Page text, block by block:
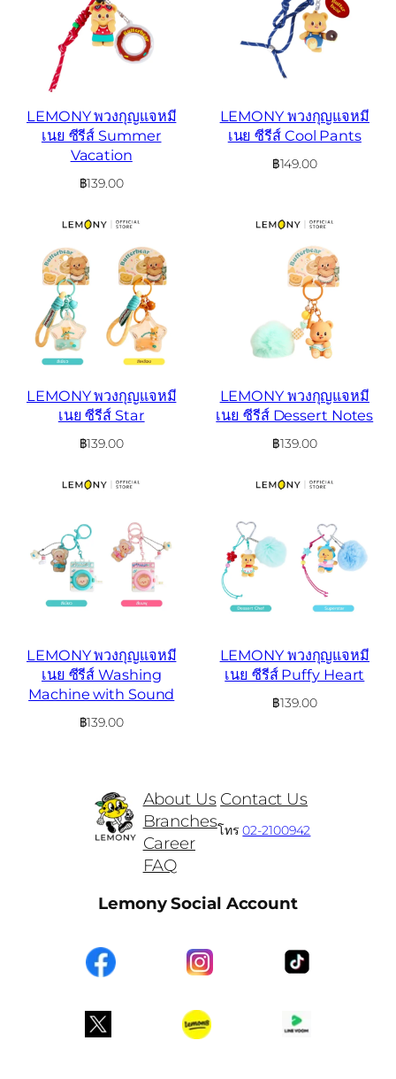
LEMONY พวงกุญแจหมี
เนย ซีรีส์ Summer
Vacation
฿139.00
LEMONY พวงกุญแจหมี
เนย ซีรีส์ Cool Pants
฿149.00
LEMONY พวงกุญแจหมี
เนย ซีรีส์ Star
฿139.00
LEMONY พวงกุญแจหมี
เนย ซีรีส์ Dessert Notes
฿139.00
LEMONY พวงกุญแจหมี
เนย ซีรีส์ Washing
Machine with Sound
฿139.00
LEMONY พวงกุญแจหมี
เนย ซีรีส์ Puffy Heart
฿139.00
About Us
Branches
Career
FAQ
Contact Us
โทร02-2100942
Lemony Social Account